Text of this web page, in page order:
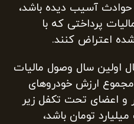
آسیب دیده باشد،
پرداختی که با
اعتراض کنند.
اولین سال وصول مالیات
ارزش خودرو‌های
و اعضای تحت تکفل زیر
تومان باشد،